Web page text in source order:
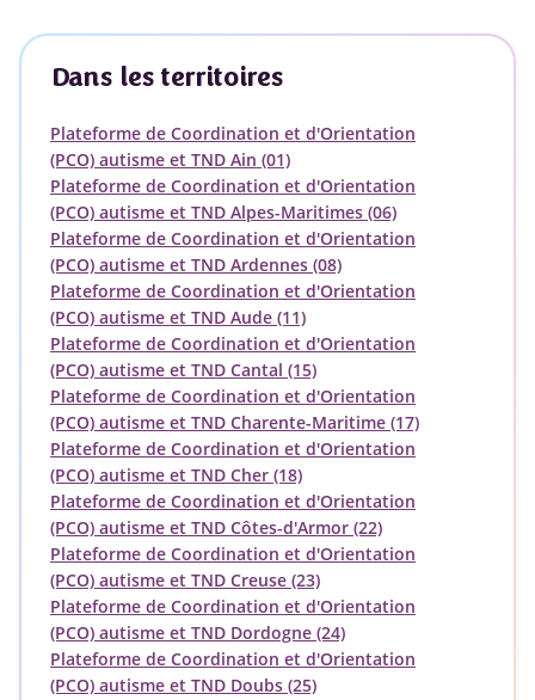
Dans les territoires
Plateforme de Coordination et d'Orientation
(PCO) autisme et TND Ain (01)
Plateforme de Coordination et d'Orientation
(PCO) autisme et TND Alpes-Maritimes (06)
Plateforme de Coordination et d'Orientation
(PCO) autisme et TND Ardennes (08)
Plateforme de Coordination et d'Orientation
(PCO) autisme et TND Aude (11)
Plateforme de Coordination et d'Orientation
(PCO) autisme et TND Cantal (15)
Plateforme de Coordination et d'Orientation
(PCO) autisme et TND Charente-Maritime (17)
Plateforme de Coordination et d'Orientation
(PCO) autisme et TND Cher (18)
Plateforme de Coordination et d'Orientation
(PCO) autisme et TND Côtes-d'Armor (22)
Plateforme de Coordination et d'Orientation
(PCO) autisme et TND Creuse (23)
Plateforme de Coordination et d'Orientation
(PCO) autisme et TND Dordogne (24)
Plateforme de Coordination et d'Orientation
(PCO) autisme et TND Doubs (25)